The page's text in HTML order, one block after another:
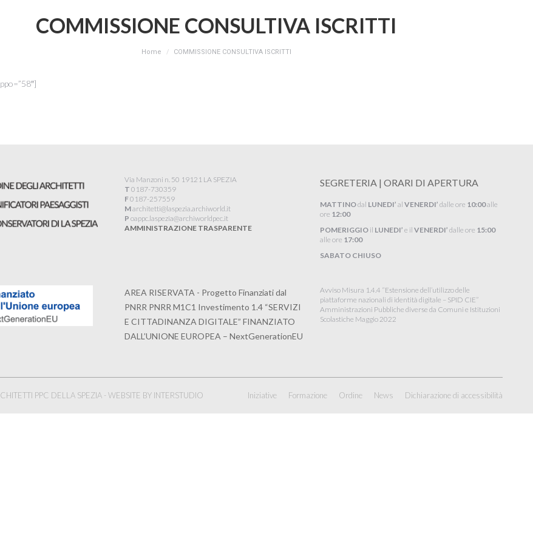
COMMISSIONE CONSULTIVA ISCRITTI
Home COMMISSIONE CONSULTIVA ISCRITTI
Via Manzoni n. 50 19121 LA SPEZIA
T 0187-730359
F0187-257559
Marchitetti@laspezia.archiworld.it
P oappc.laspezia@archiworldpec.it​
AMMINISTRAZIONE TRASPARENTE
SEGRETERIA | ORARI DI APERTURA
MATTINOdal LUNEDI’ al VENERDI’ dalle ore 10:00alle
ore 12:00
POMERIGGIOil LUNEDI’ e il VENERDI’ dalle ore 15:00
alle ore 17:00
SABATO CHIUSO
AREA RISERVATA - Progetto Finanziati dal
PNRR PNRR M1C1 Investimento 1.4 “SERVIZI
E CITTADINANZA DIGITALE” FINANZIATO
DALL’UNIONE EUROPEA – NextGenerationEU
Avviso Misura 1.4.4 “Estensione dell’utilizzo delle
piattaforme nazionali di identità digitale – SPID CIE”
Amministrazioni Pubbliche diverse da Comuni e Istituzioni
Scolastiche Maggio 2022
PPC DELLA SPEZIA -WEBSITE BY INTERSTUDIO Iniziative Formazione Ordine News Dichiarazione di accessibilità